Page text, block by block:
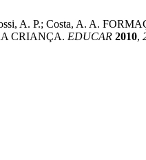
A. P.; Costa, A. A.
CRIANÇA. EDUCAR 2010,